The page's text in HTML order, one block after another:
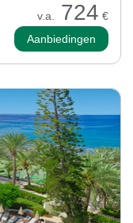
v.a. 724 €
Aanbiedingen